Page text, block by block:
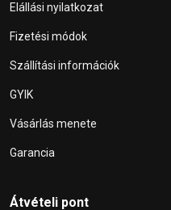
Elállási nyilatkozat
Fizetési módok
Szállítási információk
GYIK
Vásárlás menete
Garancia
Átvételi pont